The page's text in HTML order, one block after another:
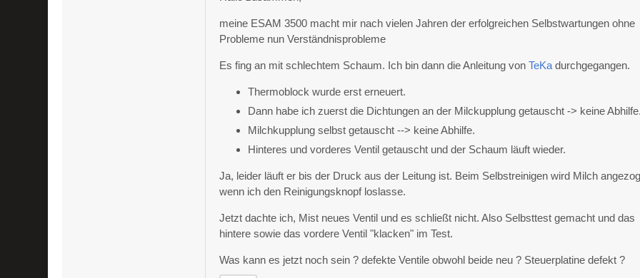
meine ESAM 3500 macht mir nach vielen Jahren der erfolgreichen Selbstwartungen ohne
Probleme nun Verständnisprobleme
Es fing an mit schlechtem Schaum. Ich bin dann die Anleitung vonTeKa durchgegangen.
Thermoblock wurde erst erneuert.
Dann habe ich zuerst die Dichtungen an der Milckupplung getauscht -> keine
Milchkupplung selbst getauscht --> keine Abhilfe.
Hinteres und vorderes Ventil getauscht und der Schaum läuft wieder.
Ja, leider läuft er bis der Druck aus der Leitung ist. Beim Selbstreinigen wird Milch
wenn ich den Reinigungsknopf loslasse.
Jetzt dachte ich, Mist neues Ventil und es schließt nicht. Also Selbsttest gemacht und das
hintere sowie das vordere Ventil "klacken" im Test.
Was kann es jetzt noch sein ? defekte Ventile obwohl beide neu ? Steuerplatine defekt ?